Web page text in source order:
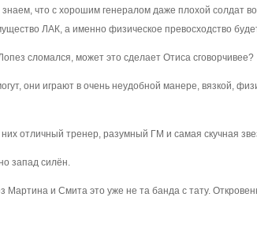
что с хорошим генералом даже плохой солдат
ЛАК, а именно физическое превосходство
сломался, может это сделает Отиса сговорчивее?
они играют в очень неудобной манере, вязкой,
отличный тренер, разумный ГМ и самая скучная
запад силён.
и Смита это уже не та банда с тату.